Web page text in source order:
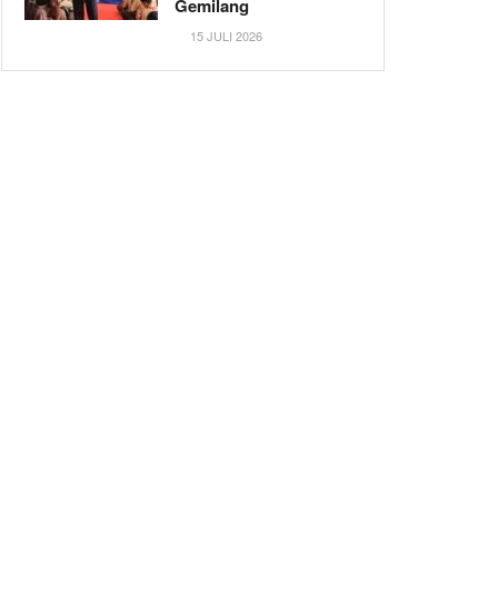
Gemilang
15 JULI 2026